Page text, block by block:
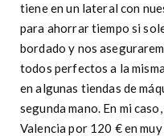
tiene en un lateral con
para ahorrar tiempo si
bordado y nos
todos perfectos a la
en algunas tiendas de
segunda mano. En mi
Valencia por 120 € en